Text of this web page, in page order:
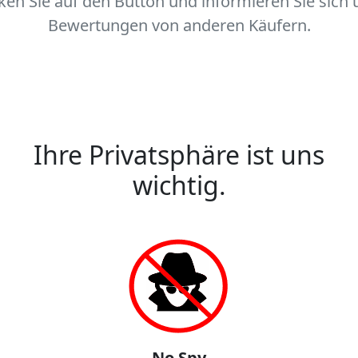
Bewertungen von anderen Käufern.
Ihre Privatsphäre ist uns
wichtig.